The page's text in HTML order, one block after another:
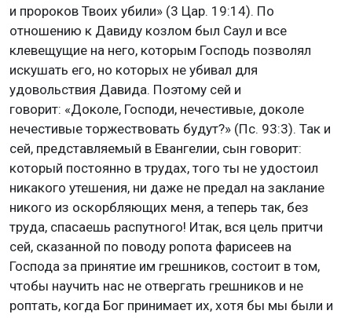
и пророков Твоих убили» (3 Цар. 19:14). По
отношению к Давиду козлом был Саул и все
клевещущие на него, которым Господь позволял
искушать его, но которых не убивал для
удовольствия Давида. Поэтому сей и
говорит: «Доколе, Господи, нечестивые, доколе
нечестивые торжествовать будут?» (Пс. 93:3). Так и
сей, представляемый в Евангелии, сын говорит:
который постоянно в трудах, того ты не удостоил
никакого утешения, ни даже не предал на заклание
никого из оскорбляющих меня, а теперь так, без
труда, спасаешь распутного! Итак, вся цель притчи
сей, сказанной по поводу ропота фарисеев на
Господа за принятие им грешников, состоит в том,
чтобы научить нас не отвергать грешников и не
роптать, когда Бог принимает их, хотя бы мы были и